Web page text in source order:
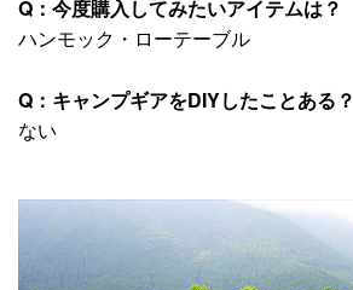
Q：今度購入してみたいアイテムは？
ハンモック・ローテーブル
Q：キャンプギアをDIYしたことある？
ない